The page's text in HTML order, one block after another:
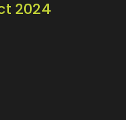
2024